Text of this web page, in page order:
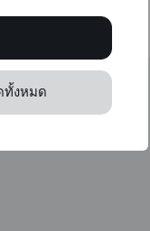
ทั้งหมด
ใดๆ